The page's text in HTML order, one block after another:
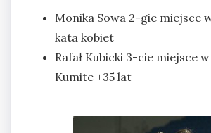
Monika Sowa 2-gie miejsce
kata kobiet
Rafał Kubicki 3-cie miejsce
Kumite +35 lat